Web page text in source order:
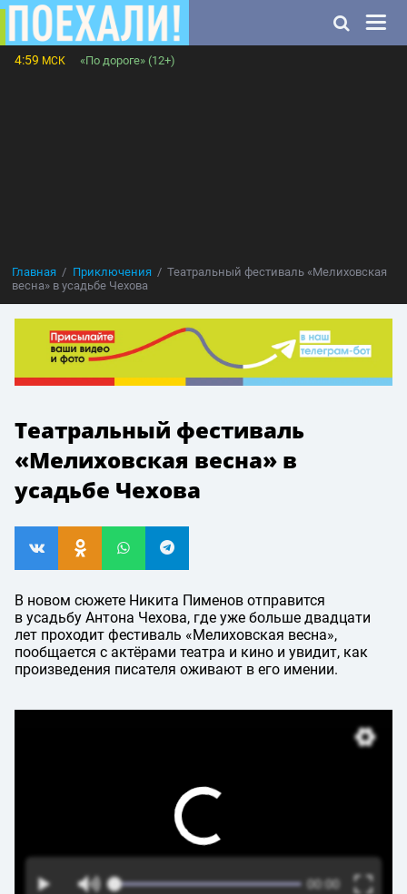
4:59 МСК «По дороге» (12+)
Главная Приключения
Театральный фестиваль «Мелиховская
весна» в усадьбе Чехова
Театральный фестиваль
«Мелиховская весна» в
усадьбе Чехова
В новом сюжете Никита Пименов отправится
в усадьбу Антона Чехова, где уже больше двадцати
лет проходит фестиваль «Мелиховская весна»,
пообщается с актёрами театра и кино и увидит, как
произведения писателя оживают в его имении.